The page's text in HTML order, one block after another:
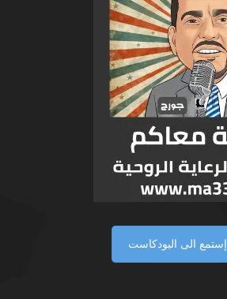
إستمع الى البودكاست